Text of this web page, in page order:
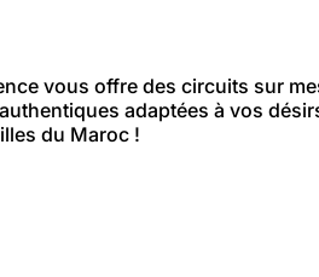
vous offre des circuits sur
adaptées à vos
du Maroc !